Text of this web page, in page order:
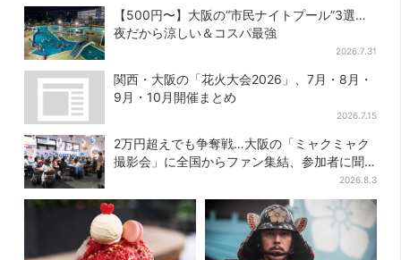
分＆23時まで
イカ」の無料配布
【500円〜】大阪の“市民ナイトプール”3選…
夜だから涼しい＆コスパ最強
2026.7.31
関西・大阪の「花火大会2026」、7月・8月・
9月・10月開催まとめ
2026.7.15
2万円超えでも争奪戦…大阪の「ミャクミャク
撮影会」に全国からファン集結、参加者に聞
2026.8.3